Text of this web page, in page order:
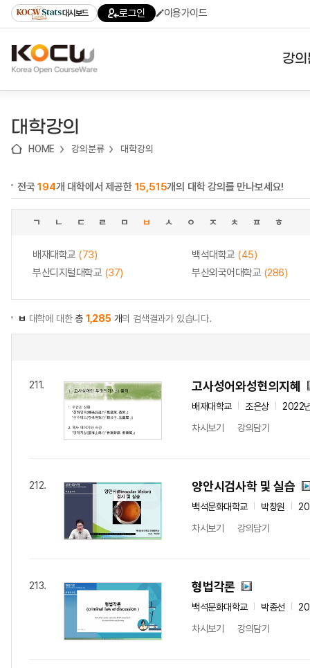
기
기
기
content)
가
대시보드 로그인 이용가이드
강
대학강의
HOME 강의분류 대학강의
전국194개 대학에서 제공한 15,515개의 대학 강의를 만나보세요!
ㄱ ㄴ ㄷ ㄹ ㅁ ㅂ ㅅ ㅇ ㅈ ㅊ ㅍ ㅎ
배재대학교 (73) 백석대학교 (45)
부산디지털대학교 (37) 부산외국어대학교 (286)
ㅂ 대학에 대한총 1,285 개의 검색결과가 있습니다.
211. 고사성어와성현의지혜
배재대학교 조은상
2022
차시보기
강의담기
212. 양안시검사학 및 실습
백석문화대학교 박창원
차시보기
강의담기
213. 형법각론
백석문화대학교 박종선
차시보기
강의담기